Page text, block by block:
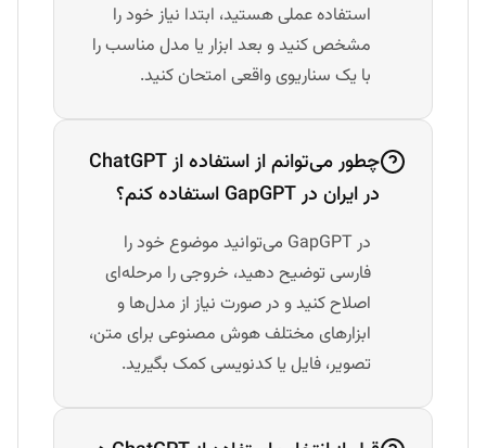
استفاده عملی هستید، ابتدا نیاز خود را
مشخص کنید و بعد ابزار یا مدل مناسب را
با یک سناریوی واقعی امتحان کنید.
چطور می‌توانم از استفاده از ChatGPT
در ایران در GapGPT استفاده کنم؟
در GapGPT می‌توانید موضوع خود را
فارسی توضیح دهید، خروجی را مرحله‌ای
اصلاح کنید و در صورت نیاز از مدل‌ها و
ابزارهای مختلف هوش مصنوعی برای متن،
تصویر، فایل یا کدنویسی کمک بگیرید.